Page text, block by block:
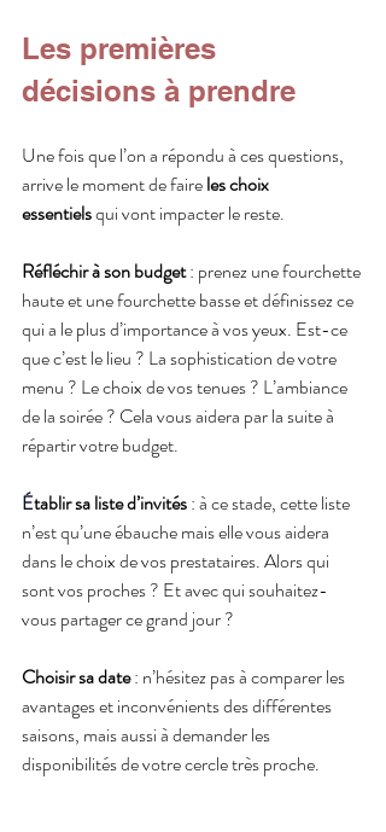
Les premières
décisions à prendre
Une fois que l’on a répondu à ces questions,
arrive le moment de faire les choix
essentiels qui vont impacter le reste.
Réfléchir à son budget : prenez une fourchette
haute et une fourchette basse et définissez ce
qui a le plus d’importance à vos yeux. Est-ce
que c’est le lieu ? La sophistication de votre
menu ? Le choix de vos tenues ? L’ambiance
de la soirée ? Cela vous aidera par la suite à
répartir votre budget.
Établir sa liste d’invités : à ce stade, cette liste
n’est qu’une ébauche mais elle vous aidera
dans le choix de vos prestataires. Alors qui
sont vos proches ? Et avec qui souhaitez-
vous partager ce grand jour ?
Choisir sa date : n’hésitez pas à comparer les
avantages et inconvénients des différentes
saisons, mais aussi à demander les
disponibilités de votre cercle très proche.